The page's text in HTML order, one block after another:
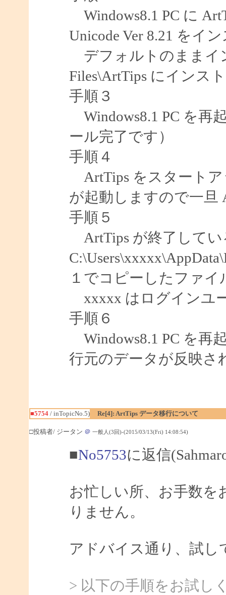
Windows8.1 PC に
Unicode Ver 8.21 をイ
デフォルトのままイ
Files\ArtTips にインス
手順３
Windows8.1 PC を再
ール完了です）
手順４
ArtTips をスタートア
が起動しますので一旦
手順５
ArtTips が終了してい
１でコピーしたファ
xxxxx はログインユ
手順６
Windows8.1 PC を再
行元のデータが反映さ
■5754/ inTopicNo.5) Re[4]: ArtTips データ移行について
□投稿者/ ジータン ＠ 一般人(3回)-(2015/03/13(Fri) 14:08:54)
■No5753に返信
お忙しい所、お手数を
りません。
アドバイス通り、試し
> 以下の手順をお試し